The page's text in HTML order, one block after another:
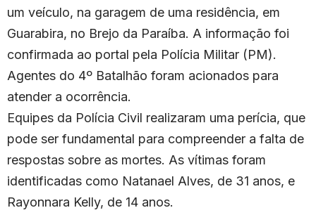
um veículo, na garagem de uma residência, em
Guarabira, no Brejo da Paraíba. A informação foi
confirmada ao portal pela Polícia Militar (PM).
Agentes do 4º Batalhão foram acionados para
atender a ocorrência.
Equipes da Polícia Civil realizaram uma perícia, que
pode ser fundamental para compreender a falta de
respostas sobre as mortes. As vítimas foram
identificadas como Natanael Alves, de 31 anos, e
Rayonnara Kelly, de 14 anos.